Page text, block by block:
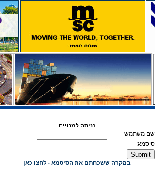
כניסה למנויים
שם משתמש:
סיסמא:
במקרה ששכחתם את הסיסמא - לחצו כאן